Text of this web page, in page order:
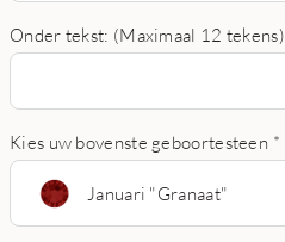
Onder tekst: (Maximaal 12 tekens)
Kies uw bovenste geboortesteen *
Januari "Granaat"